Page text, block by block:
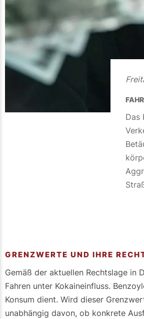
Das
GRENZWERTE UND IHRE
Gemäß der aktuellen Rechtslage in
Fahren unter Kokaineinfluss.
Konsum dient. Wird dieser
unabhängig davon, ob konkrete